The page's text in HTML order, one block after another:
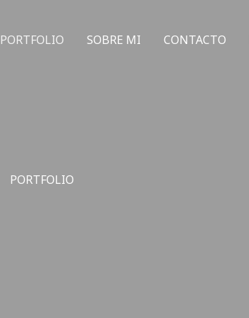
PORTFOLIO SOBRE MI CONTACTO
PORTFOLIO